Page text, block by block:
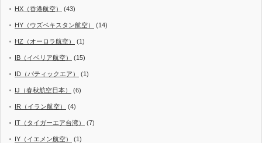
HX（香港航空） (43)
HY（ウズベキスタン航空） (14)
HZ（オーロラ航空） (1)
IB（イベリア航空） (15)
ID（バティックエア） (1)
IJ（春秋航空日本） (6)
IR（イラン航空） (4)
IT（タイガーエア台湾） (7)
IY（イエメン航空） (1)